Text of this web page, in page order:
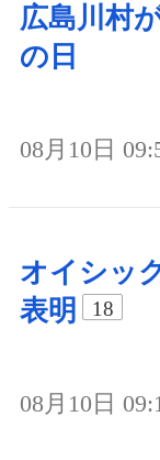
広島川村
の日
08月10日
オイシッ
表明
18
08月10日